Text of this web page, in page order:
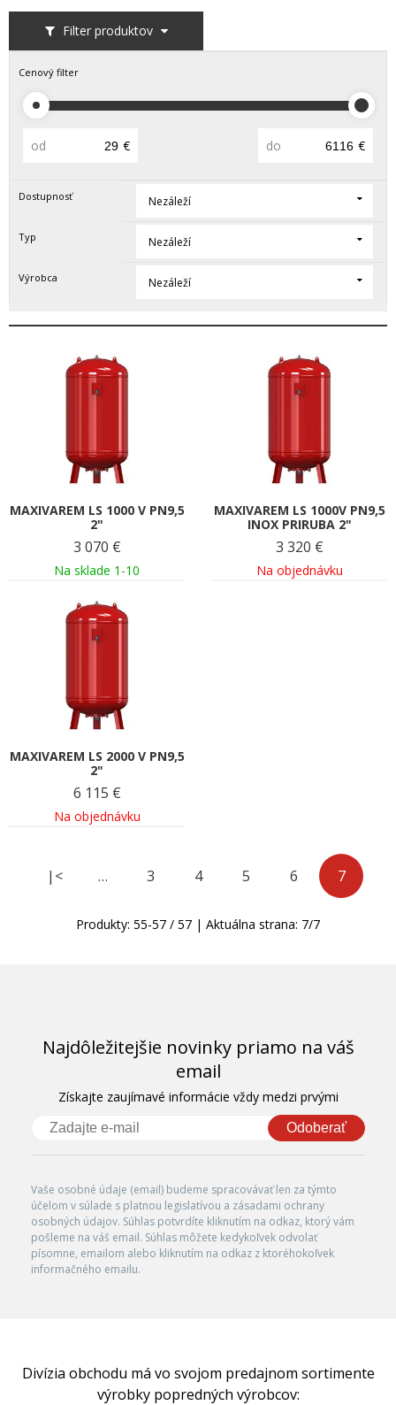
Filter produktov
Cenový filter
od € do €
Dostupnosť Nezáleží
Typ Nezáleží
Výrobca Nezáleží
MAXIVAREM LS 1000 V PN9,5
2"
3 070 €
Na sklade 1-10
MAXIVAREM LS 1000V PN9,5
INOX PRIRUBA 2"
3 320 €
Na objednávku
MAXIVAREM LS 2000 V PN9,5
2"
6 115 €
Na objednávku
|< … 3 4 5 6 7
Produkty: 55-57 / 57 | Aktuálna strana: 7/7
Najdôležitejšie novinky priamo na váš
email
Získajte zaujímavé informácie vždy medzi prvými
Odoberať
Vaše osobné údaje (email) budeme spracovávať len za týmto
účelom v súlade s platnou legislatívou a zásadami ochrany
osobných údajov. Súhlas potvrdíte kliknutím na odkaz, ktorý vám
pošleme na váš email. Súhlas môžete kedykoľvek odvolať
písomne, emailom alebo kliknutím na odkaz z ktoréhokoľvek
informačného emailu.
Divízia obchodu má vo svojom predajnom sortimente
výrobky popredných výrobcov: